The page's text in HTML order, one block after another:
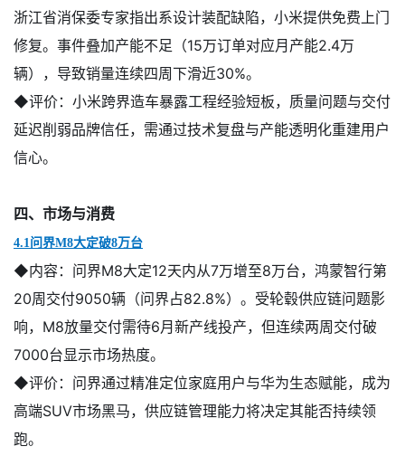
浙江省消保委专家指出系设计装配缺陷，小米提供免费上门
修复。事件叠加产能不足（15万订单对应月产能2.4万
辆），导致销量连续四周下滑近30%。
◆评价： 小米跨界造车暴露工程经验短板，质量问题与交付
延迟削弱品牌信任，需通过技术复盘与产能透明化重建用户
信心。
四、市场与消费
4.1问界M8大定破8万台
◆内容： 问界M8大定12天内从7万增至8万台，鸿蒙智行第
20周交付9050辆（问界占82.8%）。受轮毂供应链问题影
响，M8放量交付需待6月新产线投产，但连续两周交付破
7000台显示市场热度。
◆评价： 问界通过精准定位家庭用户与华为生态赋能，成为
高端SUV市场黑马，供应链管理能力将决定其能否持续领
跑。